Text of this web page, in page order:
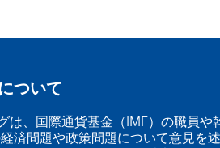
ついて
は、国際通貨基金（IMF）の職員や
済問題や政策問題について意見を